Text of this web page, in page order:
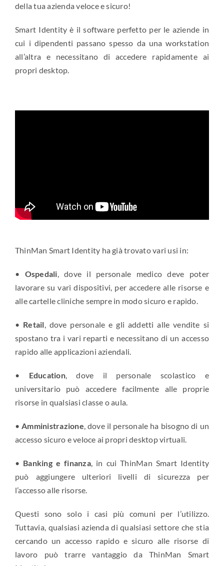
della tua azienda veloce e sicuro!
Smart Identity è il software perfetto per le aziende in
cui i dipendenti passano spesso da una workstation
all’altra e necessitano di accedere rapidamente ai
propri desktop.
ThinMan Smart Identity ha già trovato vari usi in:
• Ospedali, dove il personale medico deve poter
lavorare su vari dispositivi, per accedere alle risorse e
alle cartelle cliniche sempre in modo sicuro e rapido.
• Retail, dove personale e gli addetti alle vendite si
spostano tra i vari reparti e necessitano di un accesso
rapido alle applicazioni aziendali.
• Education, dove il personale scolastico e
universitario può accedere facilmente alle proprie
risorse in qualsiasi classe o aula.
•Amministrazione, dove il personale ha bisogno di un
accesso sicuro e veloce ai propri desktop virtuali.
• Banking e finanza, in cui ThinMan Smart Identity
può aggiungere ulteriori livelli di sicurezza per
l’accesso alle risorse.
Questi sono solo i casi più comuni per l’utilizzo.
Tuttavia, qualsiasi azienda di qualsiasi settore che stia
cercando un accesso rapido e sicuro alle risorse di
lavoro può trarre vantaggio da ThinMan Smart